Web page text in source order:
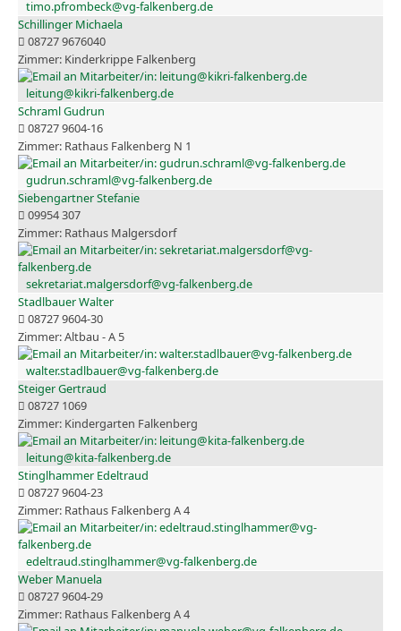
timo.pfrombeck@vg-falkenberg.de
Schillinger Michaela
08727 9676040
Kinderkrippe Falkenberg
leitung@kikri-falkenberg.de
Schraml Gudrun
08727 9604-16
Rathaus Falkenberg N 1
gudrun.schraml@vg-falkenberg.de
Siebengartner Stefanie
09954 307
Rathaus Malgersdorf
sekretariat.malgersdorf@vg-falkenberg.de
Stadlbauer Walter
08727 9604-30
Altbau - A 5
walter.stadlbauer@vg-falkenberg.de
Steiger Gertraud
08727 1069
Kindergarten Falkenberg
leitung@kita-falkenberg.de
Stinglhammer Edeltraud
08727 9604-23
Rathaus Falkenberg A 4
edeltraud.stinglhammer@vg-falkenberg.de
Weber Manuela
08727 9604-29
Rathaus Falkenberg A 4